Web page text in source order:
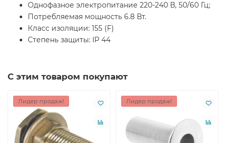
Однофазное электропитание 220-240 В, 50/60 Гц;
Потребляемая мощность 6.8 Вт.
Класс изоляции: 155 (F)
Степень защиты: IP 44
С этим товаром покупают
Лидер продаж! Лидер продаж!